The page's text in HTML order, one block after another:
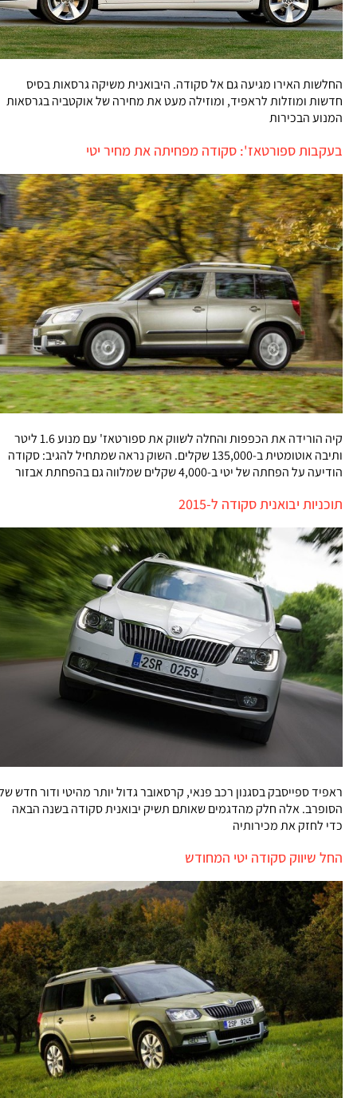
החלשות האירו מגיעה גם אל סקודה. היבואנית משיקה גרסאות בסיס
חדשות ומוזלות לראפיד, ומוזילה מעט את מחירה של אוקטביה בגרסאות
המנוע הבכירות
בעקבות ספורטאז': סקודה מפחיתה את מחיר יטי
קיה הורידה את הכפפות והחלה לשווק את ספורטאז' עם מנוע 1.6 ליטר
ותיבה אוטומטית ב-135,000 שקלים. השוק נראה שמתחיל להגיב: סקודה
הודיעה על הפחתה של יטי ב-4,000 שקלים שמלווה גם בהפחתת אבזור
תוכניות יבואנית סקודה ל-2015
ראפיד ספייסבק בסגנון רכב פנאי, קרסאובר גדול יותר מהיטי ודור חדש של
הסופרב. אלה חלק מהדגמים שאותם תשיק יבואנית סקודה בשנה הבאה
כדי לחזק את מכירותיה
החל שיווק סקודה יטי המחודש